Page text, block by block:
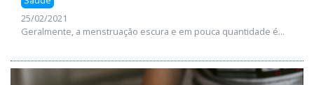
25/02/2021
Geralmente, a menstruação escura e em pouca quantidade é...